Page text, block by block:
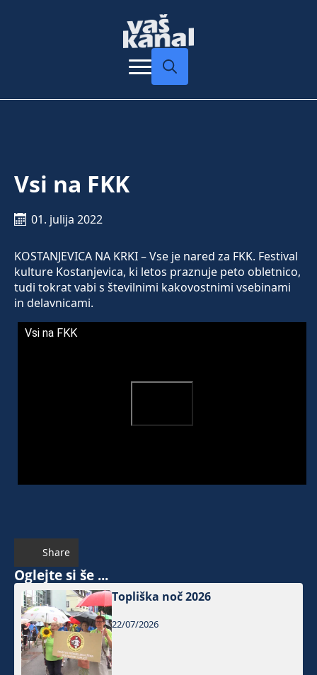
Vsi na FKK
01. julija 2022
KOSTANJEVICA NA KRKI – Vse je nared za FKK. Festival
kulture Kostanjevica, ki letos praznuje peto obletnico,
tudi tokrat vabi s številnimi kakovostnimi vsebinami
in delavnicami.
Vsi na FKK
Share
Oglejte si še ...
Topliška noč 2026
22/07/2026